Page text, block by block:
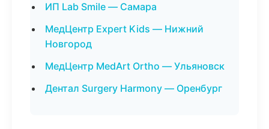
ИП Lab Smile — Самара
МедЦентр Expert Kids — Нижний
Новгород
МедЦентр MedArt Ortho — Ульяновск
Дентал Surgery Harmony — Оренбург